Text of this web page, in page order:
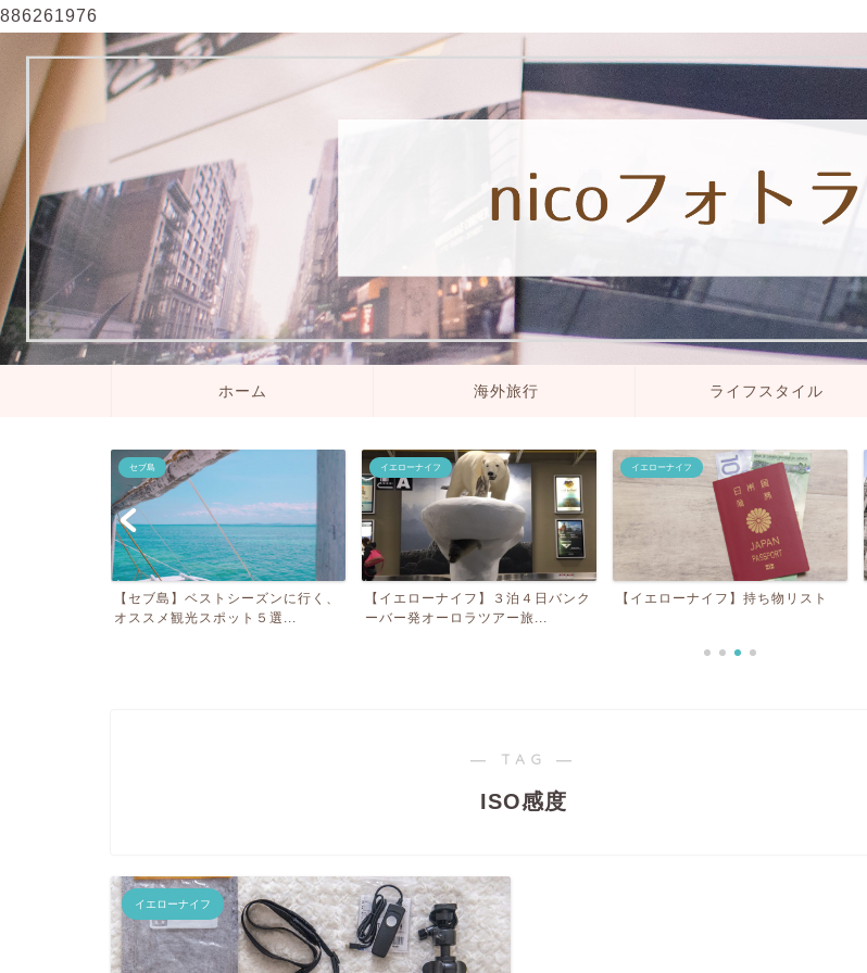
886261976
ホーム 海外旅行 ライフスタイル
セブ島
【セブ島】ベストシーズンに行く、
オススメ観光スポット５選...
イエローナイフ
【イエローナイフ】３泊４日バンク
ーバー発オーロラツアー旅...
イエローナイフ
【イエローナイフ】持ち物リスト
― TAG ―
ISO感度
イエローナイフ